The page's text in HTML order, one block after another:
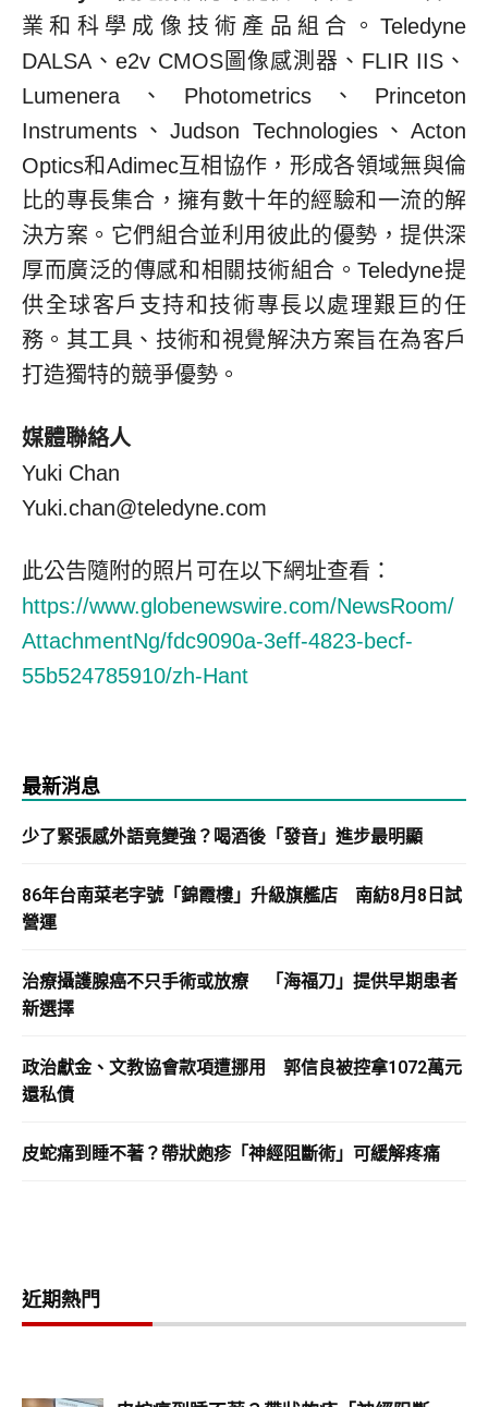
業和科學成像技術產品組合。Teledyne
DALSA、e2v CMOS圖像感測器、FLIR IIS、
Lumenera、Photometrics、Princeton
Instruments、Judson Technologies、Acton
Optics和Adimec互相協作，形成各領域無與倫
比的專長集合，擁有數十年的經驗和一流的解
決方案。它們組合並利用彼此的優勢，提供深
厚而廣泛的傳感和相關技術組合。Teledyne提
供全球客戶支持和技術專長以處理艱巨的任
務。其工具、技術和視覺解決方案旨在為客戶
打造獨特的競爭優勢。
媒體聯絡人
Yuki Chan
Yuki.chan@teledyne.com
此公告隨附的照片可在以下網址查看：
https://www.globenewswire.com/NewsRoom/
AttachmentNg/fdc9090a-3eff-4823-becf-
55b524785910/zh-Hant
最新消息
少了緊張感外語竟變強？喝酒後「發音」進步最明顯
86年台南菜老字號「錦霞樓」升級旗艦店 南紡8月8日試
營運
治療攝護腺癌不只手術或放療 「海福刀」提供早期患者
新選擇
政治獻金、文教協會款項遭挪用 郭信良被控拿1072萬元
還私債
皮蛇痛到睡不著？帶狀皰疹「神經阻斷術」可緩解疼痛
近期熱門